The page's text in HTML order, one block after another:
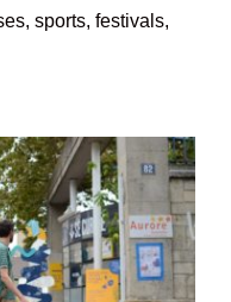
sports, festivals,